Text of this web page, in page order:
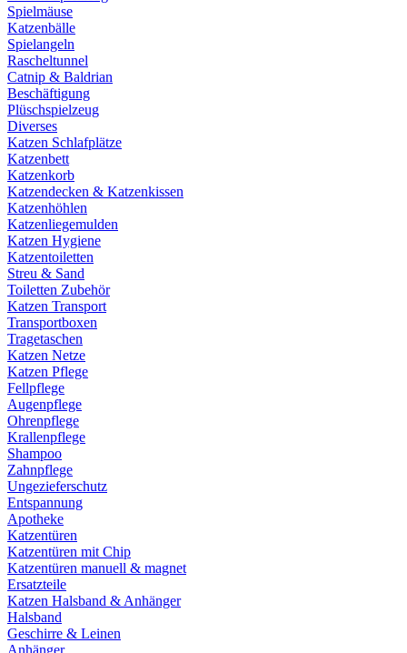
Spielmäuse
Katzenbälle
Spielangeln
Rascheltunnel
Catnip & Baldrian
Beschäftigung
Plüschspielzeug
Diverses
Katzen Schlafplätze
Katzenbett
Katzenkorb
Katzendecken & Katzenkissen
Katzenhöhlen
Katzenliegemulden
Katzen Hygiene
Katzentoiletten
Streu & Sand
Toiletten Zubehör
Katzen Transport
Transportboxen
Tragetaschen
Katzen Netze
Katzen Pflege
Fellpflege
Augenpflege
Ohrenpflege
Krallenpflege
Shampoo
Zahnpflege
Ungezieferschutz
Entspannung
Apotheke
Katzentüren
Katzentüren mit Chip
Katzentüren manuell & magnet
Ersatzteile
Katzen Halsband & Anhänger
Halsband
Geschirre & Leinen
Anhänger